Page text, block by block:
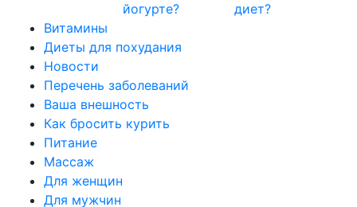
йогурте?
диет?
Витамины
Диеты для похудания
Новости
Перечень заболеваний
Ваша внешность
Как бросить курить
Питание
Массаж
Для женщин
Для мужчин